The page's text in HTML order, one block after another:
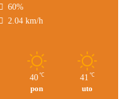
60%
2.04 km/h
40 ℃
pon
41 ℃
uto